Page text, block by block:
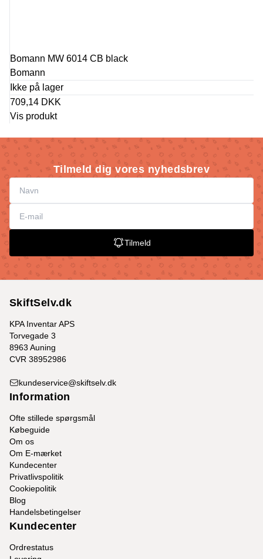
Bomann MW 6014 CB black
Bomann
Ikke på lager
709,14 DKK
Vis produkt
Tilmeld dig vores nyhedsbrev
Tilmeld
SkiftSelv.dk
KPA Inventar APS
Torvegade 3
8963 Auning
CVR 38952986
kundeservice@skiftselv.dk
Information
Ofte stillede spørgsmål
Købeguide
Om os
Om E-mærket
Kundecenter
Privatlivspolitik
Cookiepolitik
Blog
Handelsbetingelser
Kundecenter
Ordrestatus